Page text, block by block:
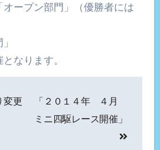
オープン部門」（優勝者には
なります。
変更
「２０１４年 ４月
ミニ四駆レース開催」